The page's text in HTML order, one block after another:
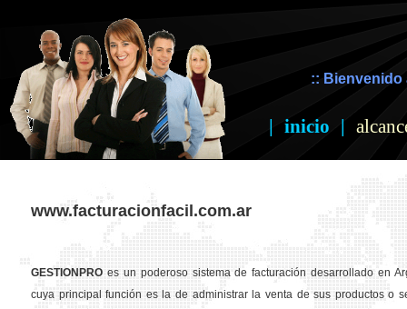
:: Bienvenido
| inicio |
www.facturacionfacil.com.ar
GESTION PRO es un poderoso sistema de facturación desarrollado en
cuya principal función es la de administrar la venta de sus productos o